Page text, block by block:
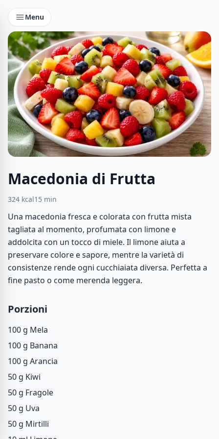
Menu
Macedonia di Frutta
324 kcal15 min
Una macedonia fresca e colorata con frutta mista
tagliata al momento, profumata con limone e
addolcita con un tocco di miele. Il limone aiuta a
preservare colore e sapore, mentre la varietà di
consistenze rende ogni cucchiaiata diversa. Perfetta a
fine pasto o come merenda leggera.
Porzioni
100 g Mela
100 g Banana
100 g Arancia
50 g Kiwi
50 g Fragole
50 g Uva
50 g Mirtilli